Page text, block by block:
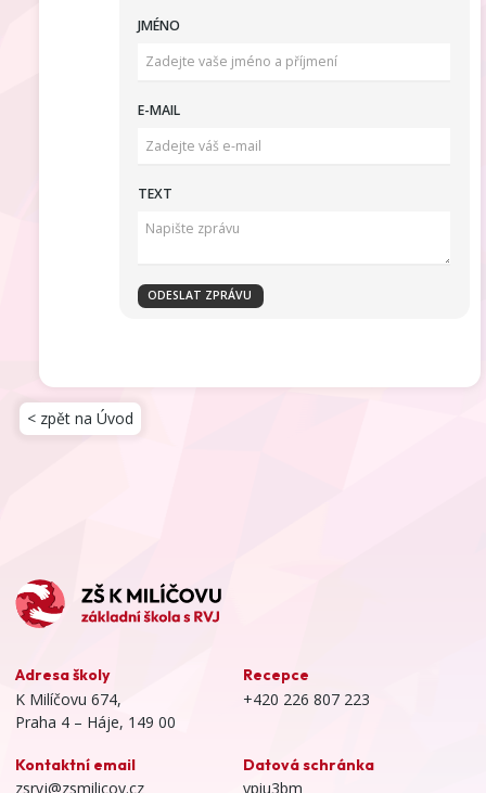
JMÉNO
E-MAIL
TEXT
< zpět na Úvod
Adresa školy
K Milíčovu 674,
Praha 4 – Háje, 149 00
Recepce
+420 226 807 223
Kontaktní email
zsrvj@zsmilicov.cz
Datová schránka
vpiu3bm